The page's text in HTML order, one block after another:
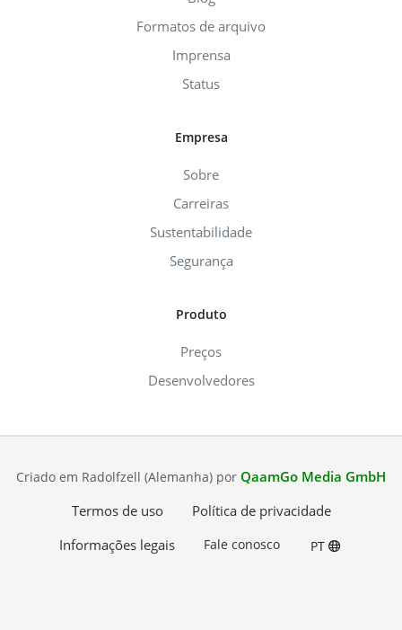
Formatos de arquivo
Imprensa
Status
Empresa
Sobre
Carreiras
Sustentabilidade
Segurança
Produto
Preços
Desenvolvedores
Criado em Radolfzell (Alemanha) por QaamGo Media GmbH
Termos de uso
Política de privacidade
Informações legais
Fale conosco PT